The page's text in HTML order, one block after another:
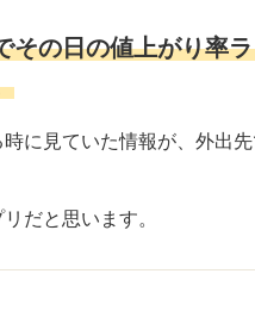
その日の値上がり率
に見ていた情報が、外出
だと思います。